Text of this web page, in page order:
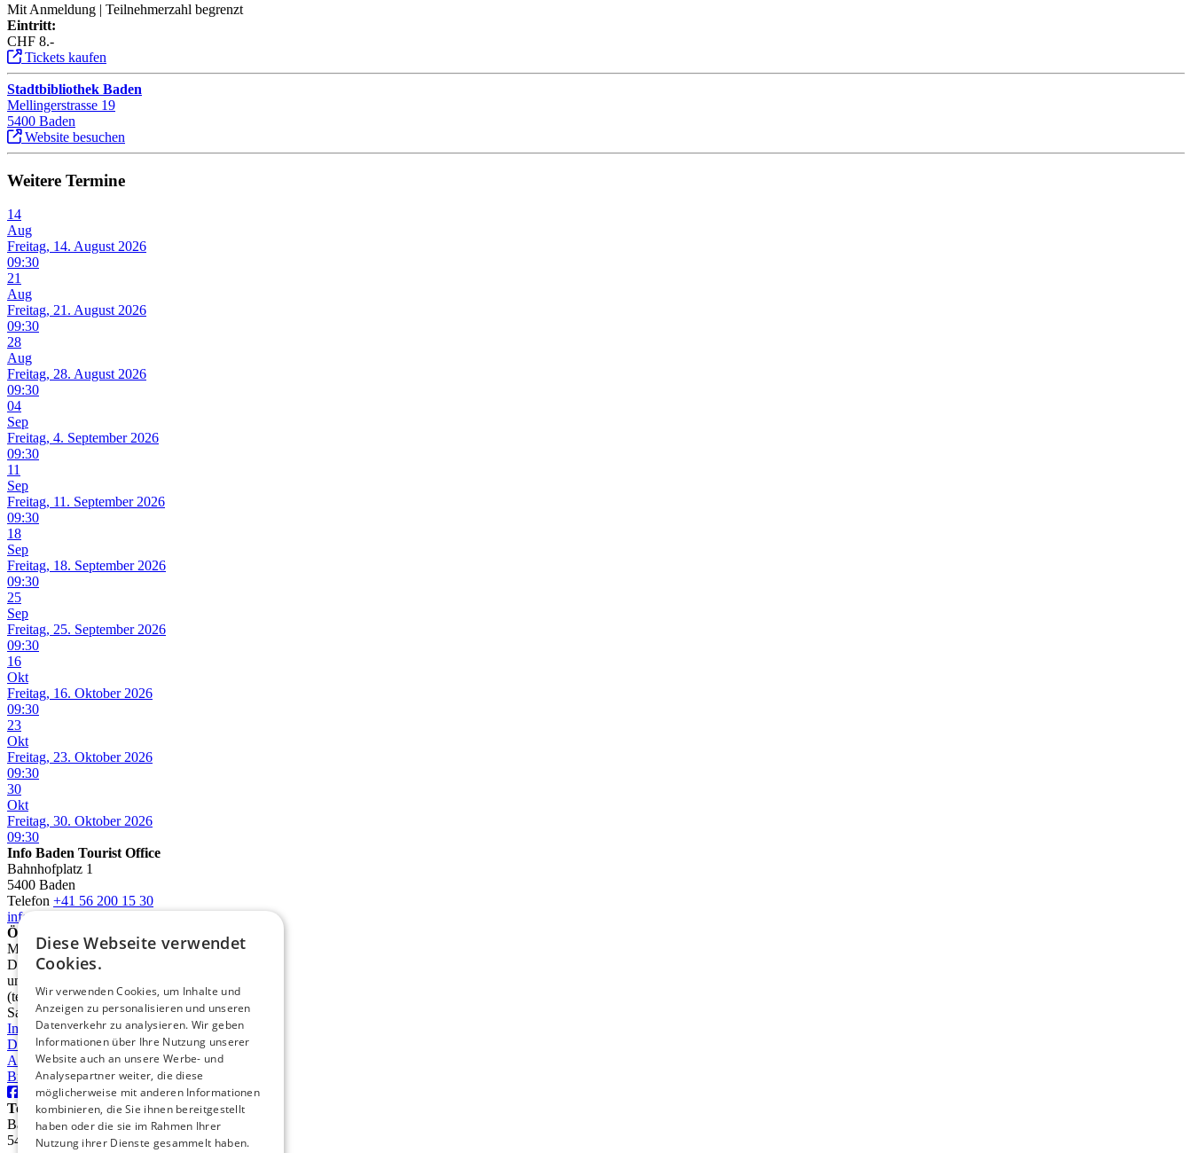
Mit Anmeldung | Teilnehmerzahl begrenzt
Eintritt:
CHF 8.-
Tickets kaufen
Stadtbibliothek Baden
Mellingerstrasse 19
5400 Baden
Website besuchen
Weitere Termine
14
Aug
Freitag, 14. August 2026
09:30
21
Aug
Freitag, 21. August 2026
09:30
28
Aug
Freitag, 28. August 2026
09:30
04
Sep
Freitag, 4. September 2026
09:30
11
Sep
Freitag, 11. September 2026
09:30
18
Sep
Freitag, 18. September 2026
09:30
25
Sep
Freitag, 25. September 2026
09:30
16
Okt
Freitag, 16. Oktober 2026
09:30
23
Okt
Freitag, 23. Oktober 2026
09:30
30
Okt
Freitag, 30. Oktober 2026
09:30
Info Baden Tourist Office
Bahnhofplatz 1
5400 Baden
Telefon +41 56 200 15 30
info@deinbaden.ch
Öffnungszeiten
Montag 13.30 - 17.30 Uhr
Dienstag bis Freitag 10.00 - 12.30 Uhr
und 13.30 - 17.30 Uhr
(telefonisch ab 9.00 Uhr)
Samstag 10.00 - 14.00 Uhr
Impressum
Datenschutz
AGB
Broschüren
TourismusRegion Baden AG
Badstrasse 31
5400 Baden
Diese Webseite verwendet
Cookies.
Wir verwenden Cookies, um Inhalte und
Anzeigen zu personalisieren und unseren
Datenverkehr zu analysieren. Wir geben
Informationen über Ihre Nutzung unserer
Website auch an unsere Werbe- und
Analysepartner weiter, die diese
möglicherweise mit anderen Informationen
kombinieren, die Sie ihnen bereitgestellt
haben oder die sie im Rahmen Ihrer
Nutzung ihrer Dienste gesammelt haben.